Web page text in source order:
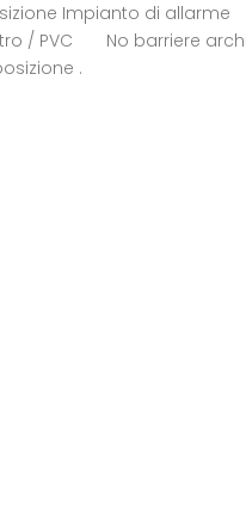
Impianto di
/ PVC No
disposizione .